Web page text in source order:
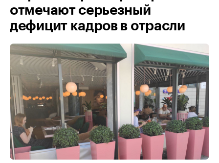
отмечают серьезный
дефицит кадров в отрасли